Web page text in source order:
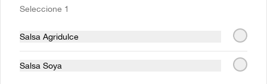
SALMON
Seleccione 1
Salsa Agridulce
Salsa Soya